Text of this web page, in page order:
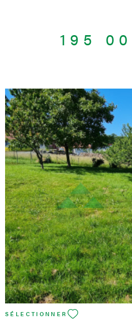
de prévisite : 03 89 08 41 96 Bien
195
VOIR LE
SÉLECTIONNER